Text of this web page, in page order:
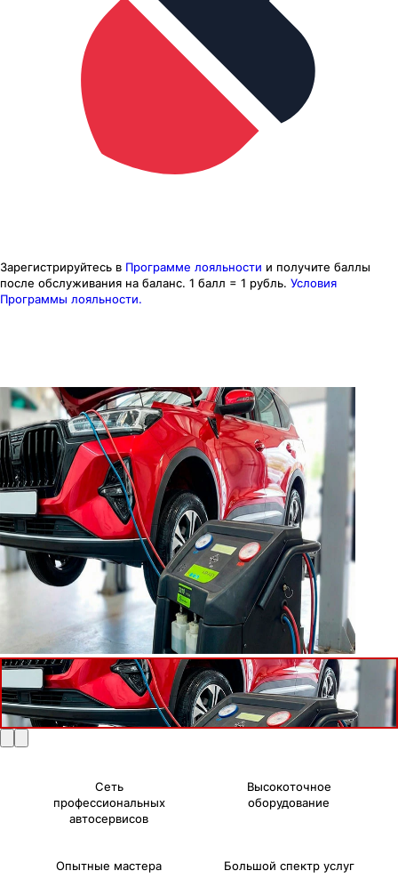
Зарегистрируйтесь в Программе лояльности и получите баллы
после обслуживания на баланс. 1 балл = 1 рубль. Условия
Программы лояльности.
Сеть
профессиональных
автосервисов
Высокоточное
оборудование
Опытные мастера Большой спектр услуг